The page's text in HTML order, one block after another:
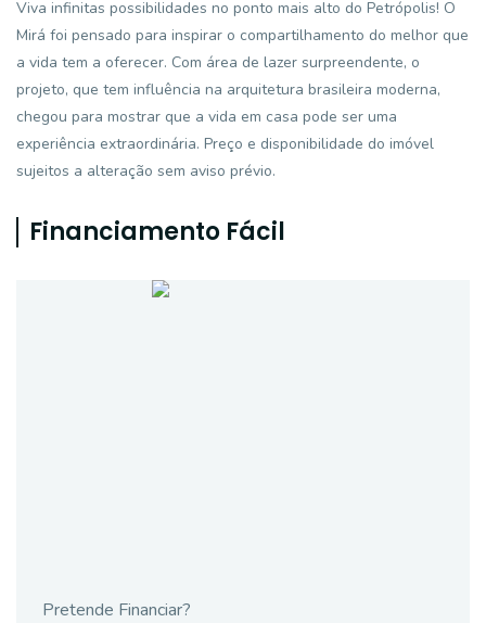
Viva infinitas possibilidades no ponto mais alto do Petrópolis! O
Mirá foi pensado para inspirar o compartilhamento do melhor que
a vida tem a oferecer. Com área de lazer surpreendente, o
projeto, que tem influência na arquitetura brasileira moderna,
chegou para mostrar que a vida em casa pode ser uma
experiência extraordinária. Preço e disponibilidade do imóvel
sujeitos a alteração sem aviso prévio.
Financiamento Fácil
Pretende Financiar?